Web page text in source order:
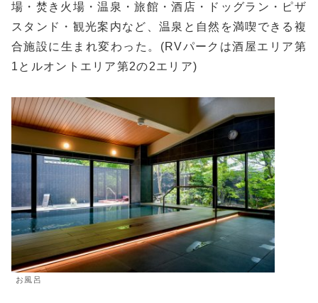
場・焚き火場・温泉・旅館・酒店・ドッグラン・ピザ
スタンド・観光案内など、温泉と自然を満喫できる複
合施設に生まれ変わった。(RVパークは酒屋エリア第
1とルオントエリア第2の2エリア)
お風呂